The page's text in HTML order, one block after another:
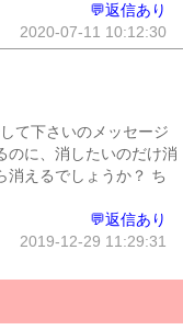
💬返信あり
2020-07-11 10:12:30
て下さいのメッセージ
のに、消したいのだけ消
消えるでしょうか？ ち
💬返信あり
2019-12-29 11:29:31